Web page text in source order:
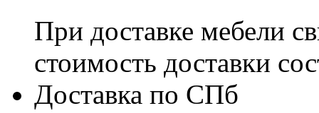
При доставке мебели
стоимость доставки
Доставка по СПб